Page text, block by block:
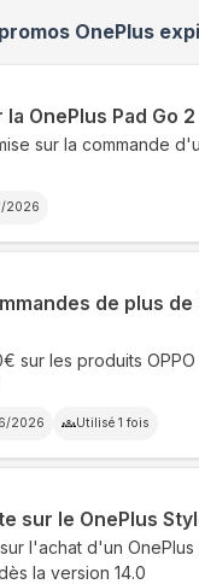
OnePlus
OnePlus Pad Go 2
sur la commande
2026
de plus
sur les produits
2026 Utilisé 1 fois
sur le OnePlus
l'achat d'un OnePlus
la version 14.0